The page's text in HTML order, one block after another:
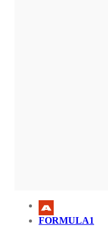
FORMULA1